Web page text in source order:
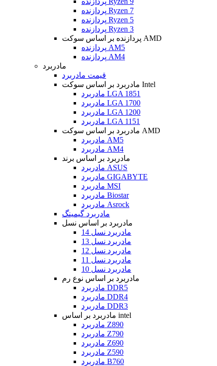
پردازنده Ryzen 7
پردازنده Ryzen 5
پردازنده Ryzen 3
پردازنده بر اساس سوکت AMD
پردازنده AM5
پردازنده AM4
مادربرد
قیمت مادربرد
مادربرد بر اساس سوکت Intel
مادربرد LGA 1851
مادربرد LGA 1700
مادربرد LGA 1200
مادربرد LGA 1151
مادربرد بر اساس سوکت AMD
مادربرد AM5
مادربرد AM4
مادربرد بر اساس برند
مادربرد ASUS
مادربرد GIGABYTE
مادربرد MSI
مادربرد Biostar
مادربرد Asrock
مادربرد گیمینگ
مادربرد بر اساس نسل
مادربرد نسل 14
مادربرد نسل 13
مادربرد نسل 12
مادربرد نسل 11
مادربرد نسل 10
مادربرد بر اساس نوع رم
مادربرد DDR5
مادربرد DDR4
مادربرد DDR3
مادربرد بر اساس intel
مادربرد Z890
مادربرد Z790
مادربرد Z690
مادربرد Z590
مادربرد B760